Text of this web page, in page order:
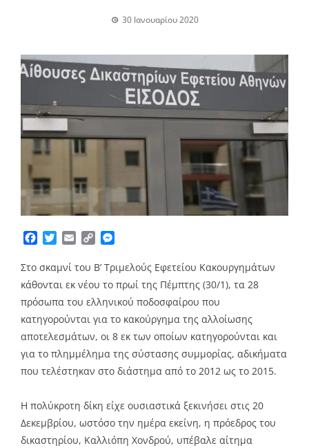
30 Ιανουαρίου 2020
Facebook
TwitterEmailCopy
Στο σκαμνί του Β’ Τριμελούς Εφετείου Κακουργημάτων
κάθονται εκ νέου το πρωί της Πέμπτης (30/1), τα 28
πρόσωπα του ελληνικού ποδοσφαίρου που
κατηγορούνται για το κακούργημα της αλλοίωσης
αποτελεσμάτων, οι 8 εκ των οποίων κατηγορούνται και
για το πλημμέλημα της σύστασης συμμορίας, αδικήματα
που τελέστηκαν στο διάστημα από το 2012 ως το 2015.
Η πολύκροτη δίκη είχε ουσιαστικά ξεκινήσει στις 20
Δεκεμβρίου, ωστόσο την ημέρα εκείνη, η πρόεδρος του
δικαστηρίου, Καλλιόπη Χονδρού, υπέβαλε αίτημα